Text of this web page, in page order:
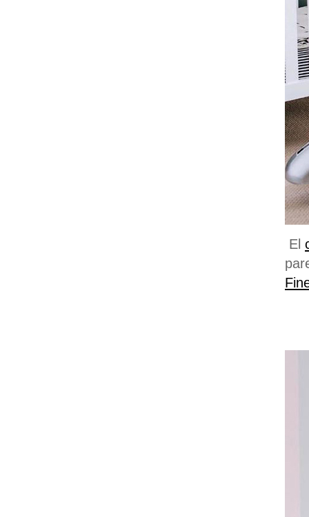
El